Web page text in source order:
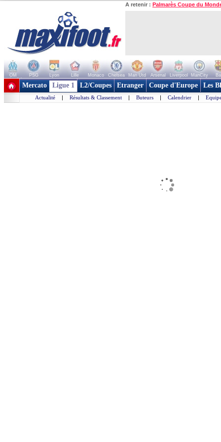
A retenir : Palmarès Coupe du
OM PSG Lyon Lille Monaco Chelsea Man Utd Arsenal Liverpool ManCity
+ de clubs
Mercato Ligue 1 L2/Coupes Etranger Coupe d'Europe Les
Actualité | Résultats & Classement | Buteurs | Calendrier |